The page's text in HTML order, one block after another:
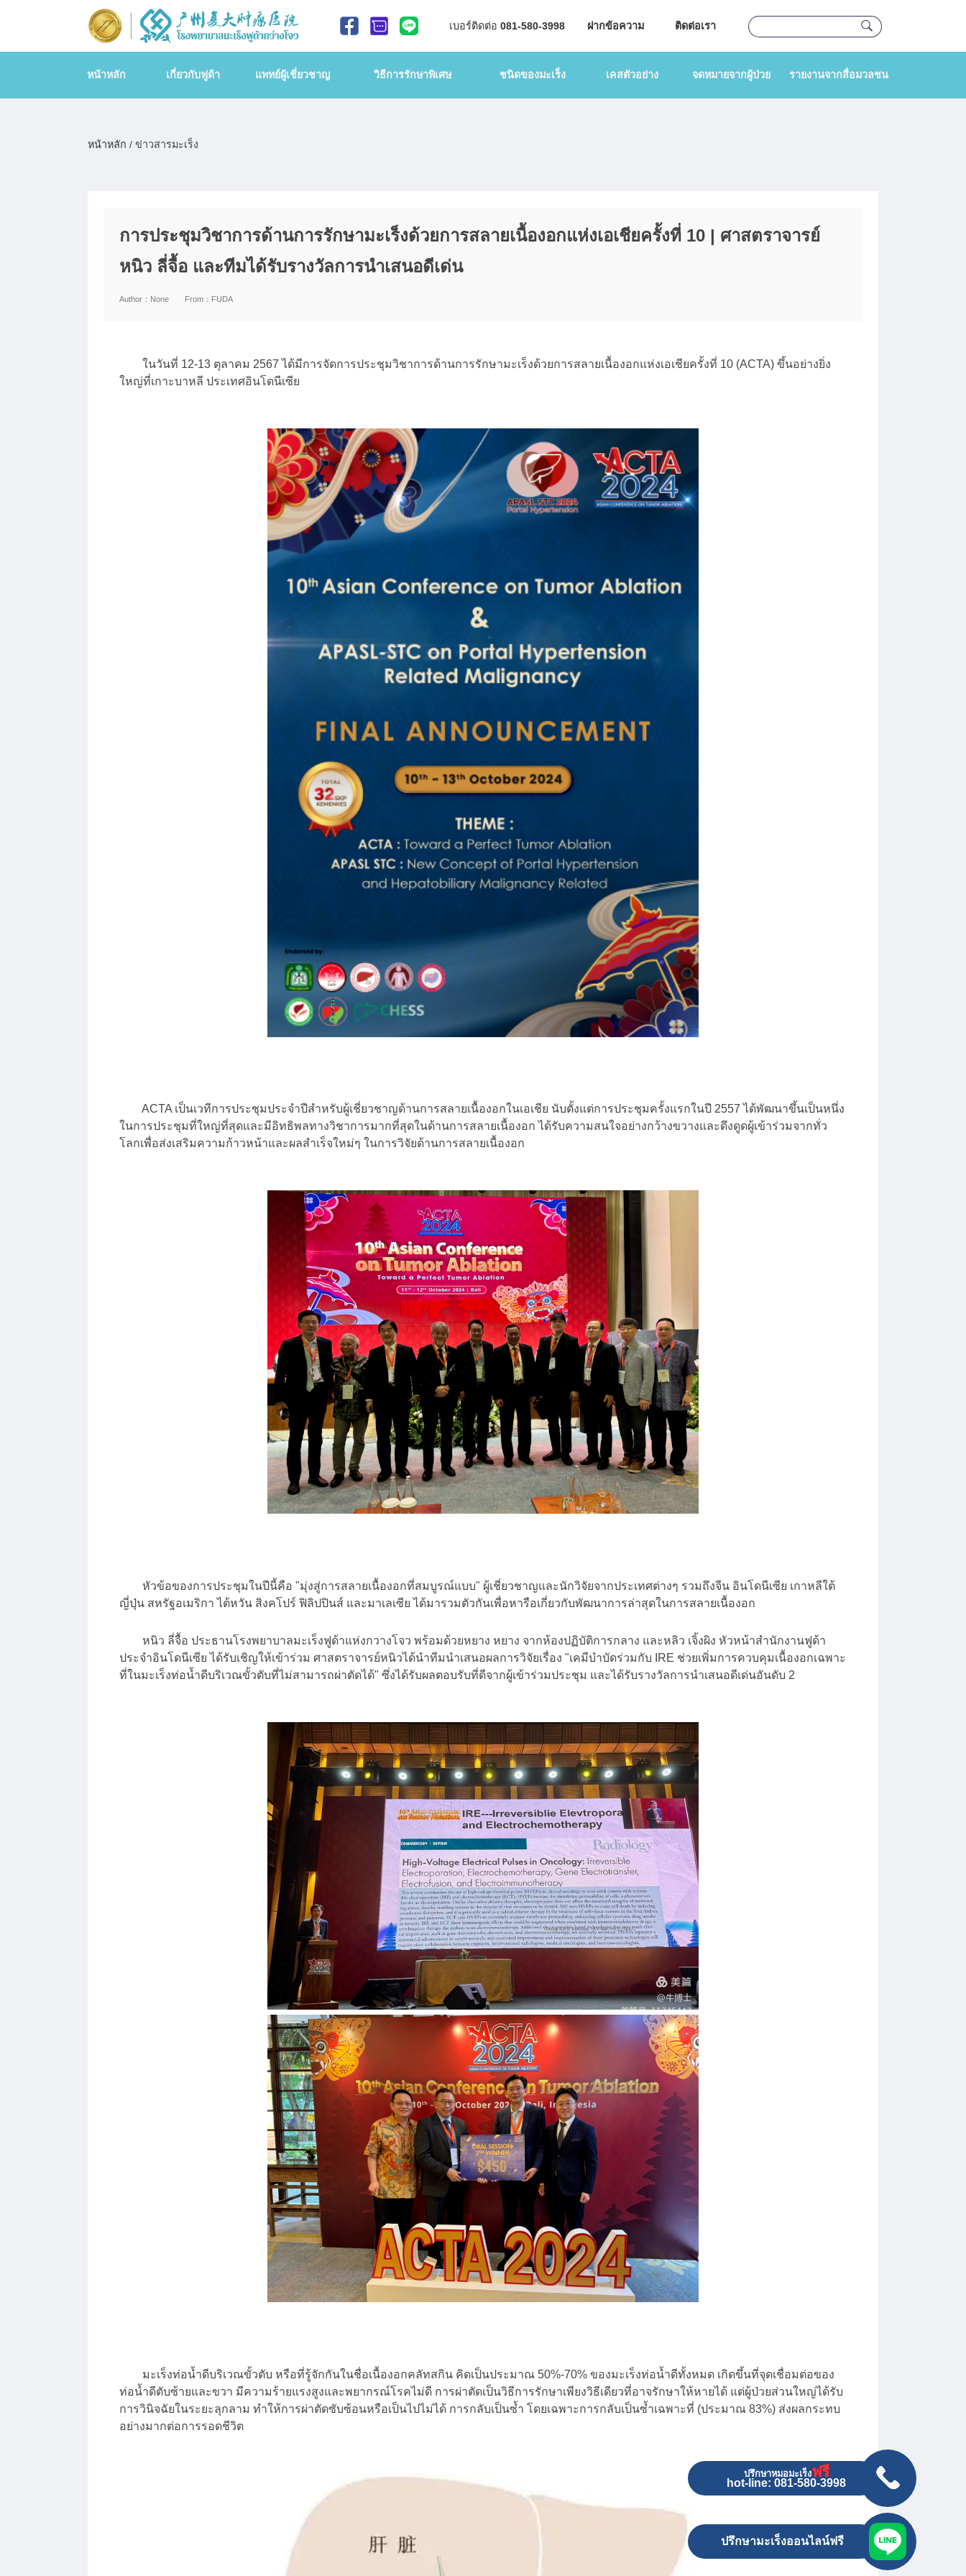
เบอร์ติดต่อ 081-580-3998 ฝากข้อความ ติดต่อเรา
หน้าหลัก เกี่ยวกับฟูด้า แพทย์ผู้เชี่ยวชาญ วิธีการรักษาพิเศษ ชนิดของมะเร็ง เคสตัวอย่าง จดหมายจากผู้ป่วย รายงานจากสื่อมวลชน
หน้าหลัก / ข่าวสารมะเร็ง
การประชุมวิชาการด้านการรักษามะเร็งด้วยการสลายเนื้องอกแห่งเอเชียครั้งที่ 10 | ศาสตราจารย์
หนิว ลี่จื้อ และทีมได้รับรางวัลการนำเสนอดีเด่น
Author： None From： FUDA
ในวันที่ 12-13 ตุลาคม 2567 ได้มีการจัดการประชุมวิชาการด้านการรักษามะเร็งด้วยการสลายเนื้องอกแห่งเอเชียครั้งที่ 10 (ACTA) ขึ้นอย่างยิ่ง
ใหญ่ที่เกาะบาหลี ประเทศอินโดนีเซีย
ACTA เป็นเวทีการประชุมประจำปีสำหรับผู้เชี่ยวชาญด้านการสลายเนื้องอกในเอเชีย นับตั้งแต่การประชุมครั้งแรกในปี 2557 ได้พัฒนาขึ้นเป็นหนึ่ง
ในการประชุมที่ใหญ่ที่สุดและมีอิทธิพลทางวิชาการมากที่สุดในด้านการสลายเนื้องอก ได้รับความสนใจอย่างกว้างขวางและดึงดูดผู้เข้าร่วมจากทั่ว
โลกเพื่อส่งเสริมความก้าวหน้าและผลสำเร็จใหม่ๆ ในการวิจัยด้านการสลายเนื้องอก
หัวข้อของการประชุมในปีนี้คือ "มุ่งสู่การสลายเนื้องอกที่สมบูรณ์แบบ" ผู้เชี่ยวชาญและนักวิจัยจากประเทศต่างๆ รวมถึงจีน อินโดนีเซีย เกาหลีใต้
ญี่ปุ่น สหรัฐอเมริกา ไต้หวัน สิงคโปร์ ฟิลิปปินส์ และมาเลเซีย ได้มารวมตัวกันเพื่อหารือเกี่ยวกับพัฒนาการล่าสุดในการสลายเนื้องอก
หนิว ลี่จื้อ ประธานโรงพยาบาลมะเร็งฟูด้าแห่งกวางโจว พร้อมด้วยหยาง หยาง จากห้องปฏิบัติการกลาง และหลิว เจิ้งผิง หัวหน้าสำนักงานฟูด้า
ประจำอินโดนีเซีย ได้รับเชิญให้เข้าร่วม ศาสตราจารย์หนิวได้นำทีมนำเสนอผลการวิจัยเรื่อง "เคมีบำบัดร่วมกับ IRE ช่วยเพิ่มการควบคุมเนื้องอกเฉพาะ
ที่ในมะเร็งท่อน้ำดีบริเวณขั้วตับที่ไม่สามารถผ่าตัดได้" ซึ่งได้รับผลตอบรับที่ดีจากผู้เข้าร่วมประชุม และได้รับรางวัลการนำเสนอดีเด่นอันดับ 2
มะเร็งท่อน้ำดีบริเวณขั้วตับ หรือที่รู้จักกันในชื่อเนื้องอกคลัทสกิน คิดเป็นประมาณ 50%-70% ของมะเร็งท่อน้ำดีทั้งหมด เกิดขึ้นที่จุดเชื่อมต่อของ
ท่อน้ำดีตับซ้ายและขวา มีความร้ายแรงสูงและพยากรณ์โรคไม่ดี การผ่าตัดเป็นวิธีการรักษาเพียงวิธีเดียวที่อาจรักษาให้หายได้ แต่ผู้ป่วยส่วนใหญ่ได้รับ
การวินิจฉัยในระยะลุกลาม ทำให้การผ่าตัดซับซ้อนหรือเป็นไปไม่ได้ การกลับเป็นซ้ำ โดยเฉพาะการกลับเป็นซ้ำเฉพาะที่ (ประมาณ 83%) ส่งผลกระทบ
อย่างมากต่อการรอดชีวิต
ปรึกษาหมอมะเร็งฟรี
hot-line: 081-580-3998
ปรึกษามะเร็งออนไลน์ฟรี